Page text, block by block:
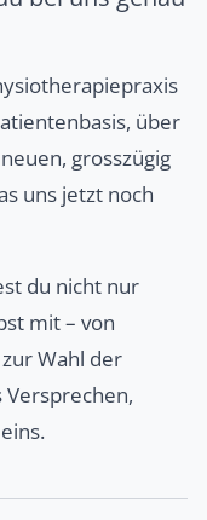
über
grosszügig
uns jetzt noch
du nicht nur
mit – von
Wahl der
Versprechen,